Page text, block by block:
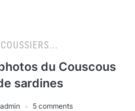
du Couscous
sardines
admin 5 comments